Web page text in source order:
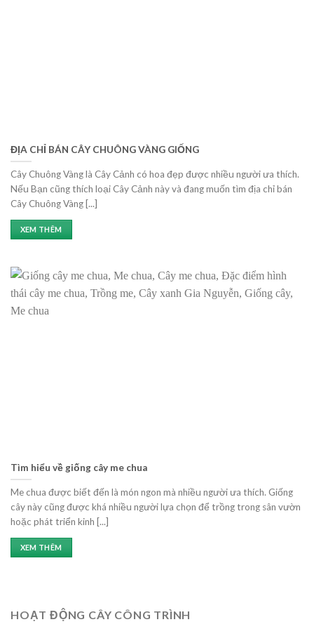
ĐỊA CHỈ BÁN CÂY CHUÔNG VÀNG GIỐNG
Cây Chuông Vàng là Cây Cảnh có hoa đẹp được nhiều người ưa thích.
Nếu Bạn cũng thích loại Cây Cảnh này và đang muốn tìm địa chỉ bán
Cây Chuông Vàng [...]
XEM THÊM
Tìm hiểu về giống cây me chua
Me chua được biết đến là món ngon mà nhiều người ưa thích. Giống
cây này cũng được khá nhiều người lựa chọn để trồng trong sân vườn
hoặc phát triển kinh [...]
XEM THÊM
HOẠT ĐỘNG CÂY CÔNG TRÌNH